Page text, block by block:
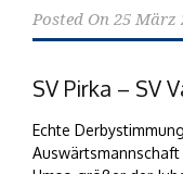
Posted On 25 März
SV Pirka – SV
Echte